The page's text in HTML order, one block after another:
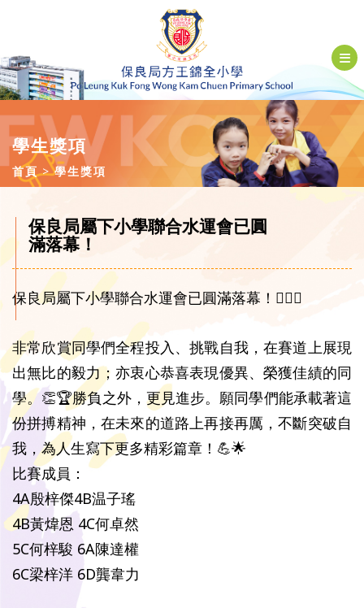
學生獎項
首頁 學生獎項
保良局屬下小學聯合水運會已圓
滿落幕！
保良局屬下小學聯合水運會已圓滿落幕！🏊‍♂️✨
非常欣賞同學們全程投入、挑戰自我，在賽道上展現
出無比的毅力；亦衷心恭喜表現優異、榮獲佳績的同
學。👏🏆勝負之外，更見進步。願同學們能承載著這
份拼搏精神，在未來的道路上再接再厲，不斷突破自
我，為人生寫下更多精彩篇章！💪🌟
比賽成員：
4A殷梓傑4B温子瑤
4B黃煒恩 4C何卓然
5C何梓駿 6A陳達權
6C梁梓洋 6D龔韋力